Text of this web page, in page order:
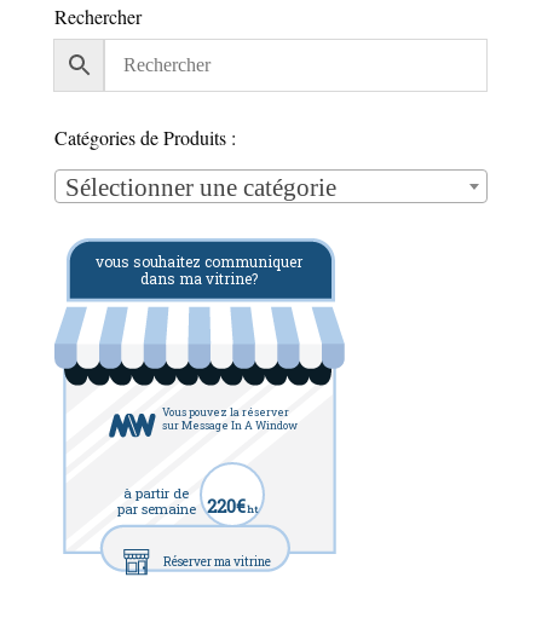
Rechercher
Catégories de Produits :
Sélectionner une catégorie
vous souhaitez communiquer
dans ma vitrine?
Vous pouvez la réserver
sur Message In A Window
à partir de
par semaine 220€ht
Réserver ma vitrine